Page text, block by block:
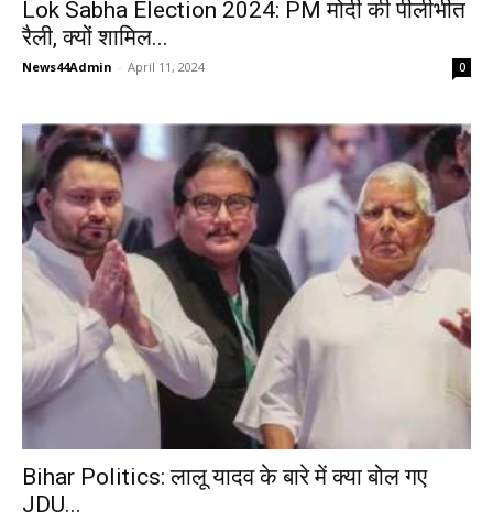
Lok Sabha Election 2024: PM मोदी की पीलीभीत
रैली, क्यों शामिल...
News44Admin - April 11, 2024 0
Bihar Politics: लालू यादव के बारे में क्या बोल गए
JDU...